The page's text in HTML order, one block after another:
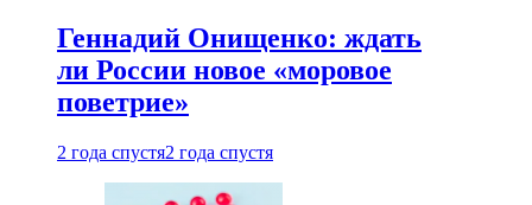
Геннадий Онищенко: ждать
ли России новое «моровое
поветрие»
2 года спустя2 года спустя